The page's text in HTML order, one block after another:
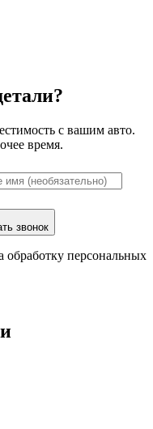
с вашим авто.
время.
звонок
обработку персональных